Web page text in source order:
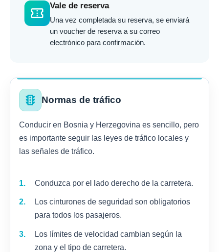
confirmation_number
Vale de reserva
Una vez completada su reserva, se enviará
un voucher de reserva a su correo
electrónico para confirmación.
traffic Normas de tráfico
Conducir en Bosnia y Herzegovina es sencillo, pero
es importante seguir las leyes de tráfico locales y
las señales de tráfico.
Conduzca por el lado derecho de la carretera.
Los cinturones de seguridad son obligatorios
para todos los pasajeros.
Los límites de velocidad cambian según la
zona y el tipo de carretera.